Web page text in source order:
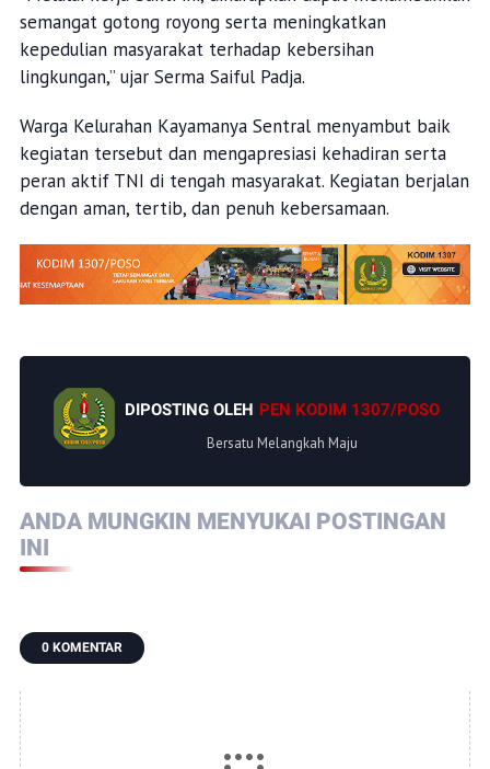
semangat gotong royong serta meningkatkan
kepedulian masyarakat terhadap kebersihan
lingkungan,” ujar Serma Saiful Padja.
Warga Kelurahan Kayamanya Sentral menyambut baik
kegiatan tersebut dan mengapresiasi kehadiran serta
peran aktif TNI di tengah masyarakat. Kegiatan berjalan
dengan aman, tertib, dan penuh kebersamaan.
DIPOSTING OLEH PEN KODIM 1307/POSO
Bersatu Melangkah Maju
ANDA MUNGKIN MENYUKAI POSTINGAN
INI
0 KOMENTAR